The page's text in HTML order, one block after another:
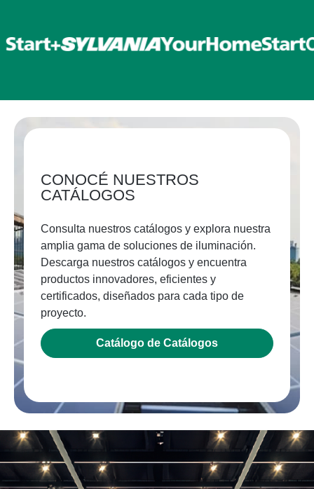
CONOCÉ NUESTROS
CATÁLOGOS
Consulta nuestros catálogos y explora nuestra
amplia gama de soluciones de iluminación.
Descarga nuestros catálogos y encuentra
productos innovadores, eficientes y
certificados, diseñados para cada tipo de
proyecto.
Catálogo de Catálogos